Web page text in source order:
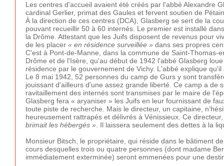
Les centres d'accueil avaient été créés par l'abbé Alexandre
cardinal Gerlier, primat des Gaules et fervent soutien de
À la direction de ces centres (DCA), Glasberg se sert de la
pouvant recueillir 50 à 60 internés. Le premier est installé
la Drôme. Attestant que les Juifs disposent de revenus pour
de les placer « en résidence surveillée » dans ses propres
C'est à Pont-de-Manne, dans la commune de Saint-
Drôme et de l'Isère, qu'au début de 1942 l'abbé Glasberg
résidence par le gouvernement de Vichy. L'abbé explique
Le 8 mai 1942, 52 personnes du camp de Gurs y sont
jouissant d'ailleurs d'une assez grande liberté. Ce camp a
ravitaillement des internés sont transmises par le maire de
Glasberg fera « aryaniser » les Juifs en leur fournissant de
toute piste de recherche. Mais le directeur, un capitaine,
heureusement rattrapés et délivrés à Vénissieux. Ce
brimait les hébergés » . Il laissera seulement des dettes à la
Monsieur Bitsch, le propriétaire, qui réside dans le bâtiment
cours desquelles trois ou quatre personnes (dont madame
immédiatement exterminée) seront emmenées pour une